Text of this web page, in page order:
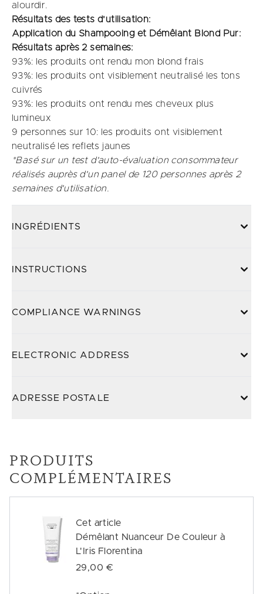
alourdir.​
Résultats des tests d'utilisation:​
Application du Shampooing et Démêlant Blond Pur:​
Résultats après 2 semaines:​
93%: les produits ont rendu mon blond frais​
93%: les produits ont visiblement neutralisé les tons
cuivrés
93%: les produits ont rendu mes cheveux plus
lumineux​
9 personnes sur 10: les produits ont visiblement
neutralisé les reflets jaunes​
*Basé sur un test d'auto-évaluation consommateur
réalisés auprès d'un panel de 120 personnes après 2
semaines d'utilisation.
INGRÉDIENTS
INSTRUCTIONS
COMPLIANCE WARNINGS
ELECTRONIC ADDRESS
ADRESSE POSTALE
PRODUITS
COMPLÉMENTAIRES
Cet article
Démêlant Nuanceur De Couleur à
L'Iris Florentina
29,00 €